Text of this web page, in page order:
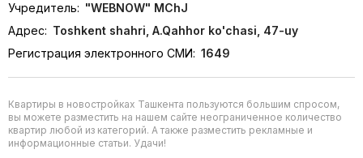
Учредитель: "WEBNOW" MChJ
Адрес: Toshkent shahri, A.Qahhor ko'chasi, 47-uy
Регистрация электронного СМИ: 1649
Квартиры в новостройках Ташкента пользуются большим спросом,
вы можете разместить на нашем сайте неограниченное количество
квартир любой из категорий. А также разместить рекламные и
информационные статьи. Удачи!